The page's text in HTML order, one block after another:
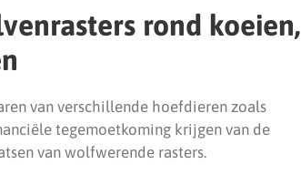
rond koeien,
van verschillende hoefdieren zoals
tegemoetkoming krijgen van de
van wolfwerende rasters.